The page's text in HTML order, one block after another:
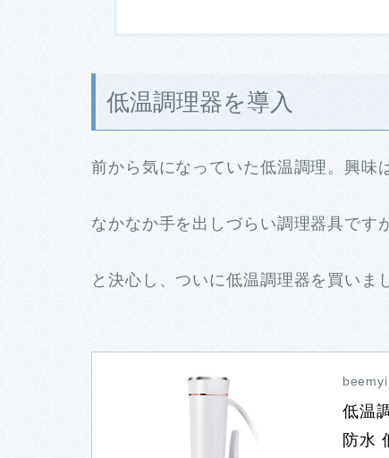
低温調理器を導入
前から気になっていた低温調理。興味
なかなか手を出しづらい調理器具です
と決心し、ついに低温調理器を買いま
beemyi
低温
防水